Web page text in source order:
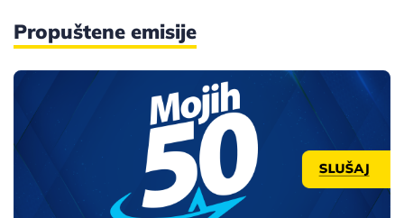
Propuštene emisije